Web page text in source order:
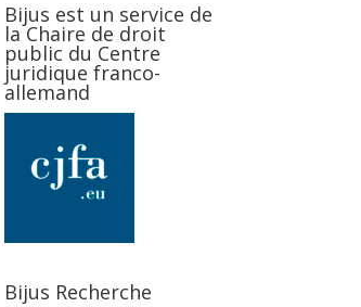
Bijus est un service de
la Chaire de droit
public du Centre
juridique franco-
allemand
Bijus Recherche